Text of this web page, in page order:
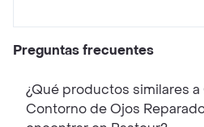
Preguntas frecuentes
¿Qué productos similares a
Contorno de Ojos